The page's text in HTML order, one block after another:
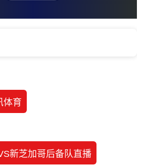
完赛
体育
新芝加哥后备队直播